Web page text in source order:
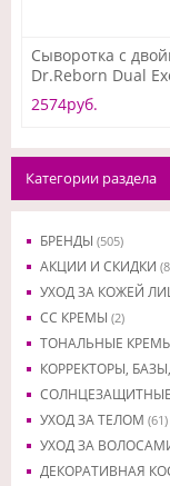
Сыворотка с
Dr.Reborn Dual
Ampoule, 30 мл
2574руб.
Категории раздела
БРЕНДЫ (505)
АКЦИИ И СКИДКИ
УХОД ЗА КОЖЕЙ
CC КРЕМЫ (2)
ТОНАЛЬНЫЕ
КОРРЕКТОРЫ,
УХОД ЗА ТЕЛОМ (61)
УХОД ЗА
ДЕКОРАТИВНАЯ